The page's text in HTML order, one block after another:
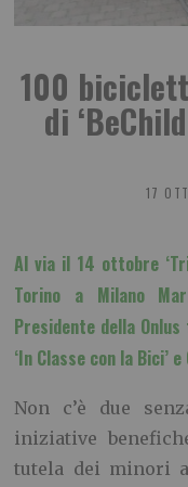
100
di
17
Al via il 14 ottobre
Torino a Milano
Presidente della
‘In Classe con la Bici’
Non c’è due
iniziative
tutela dei minori